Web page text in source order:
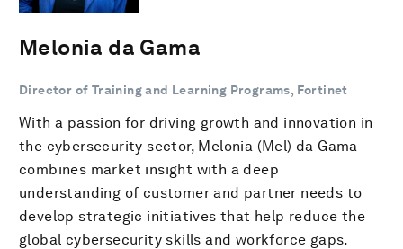
Melonia da Gama
Director of Training and Learning Programs, Fortinet
With a passion for driving growth and innovation in
the cybersecurity sector, Melonia (Mel) da Gama
combines market insight with a deep
understanding of customer and partner needs to
develop strategic initiatives that help reduce the
global cybersecurity skills and workforce gaps.